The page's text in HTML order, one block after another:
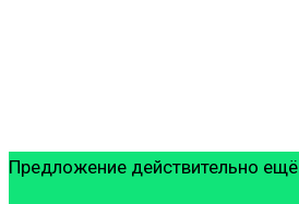
Предложение действительно ещё